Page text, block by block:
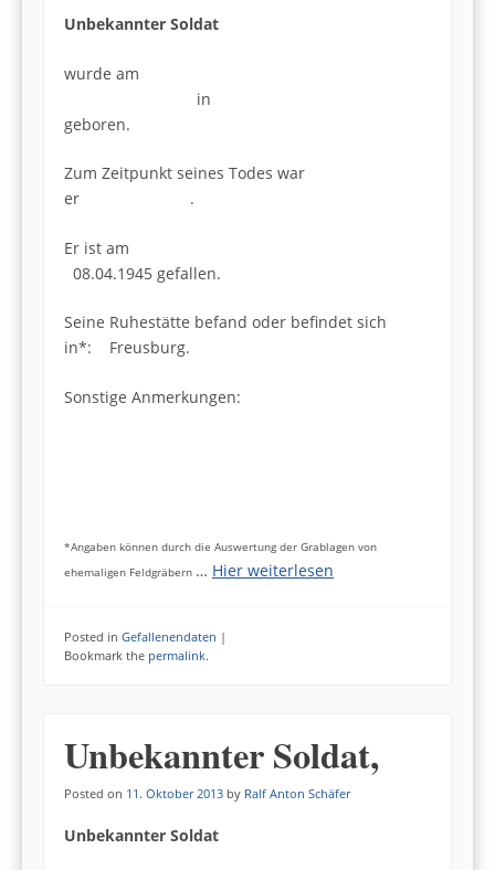
Unbekannter Soldat
wurde am
in
geboren.
Zum Zeitpunkt seines Todes war
er .
Er ist am
08.04.1945 gefallen.
Seine Ruhestätte befand oder befindet sich
in*: Freusburg.
Sonstige Anmerkungen:
*Angaben können durch die Auswertung der Grablagen von
ehemaligen Feldgräbern … Hier weiterlesen
Posted in Gefallenendaten |
Bookmark the permalink.
Unbekannter Soldat,
Posted on 11. Oktober 2013 by Ralf Anton Schäfer
Unbekannter Soldat